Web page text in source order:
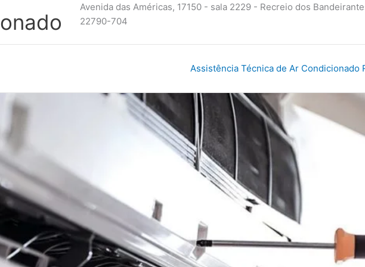
Avenida das Américas, 17150 - sala 2229 - Recreio dos
22790-704
Assistência Técnica de Ar Condicionado